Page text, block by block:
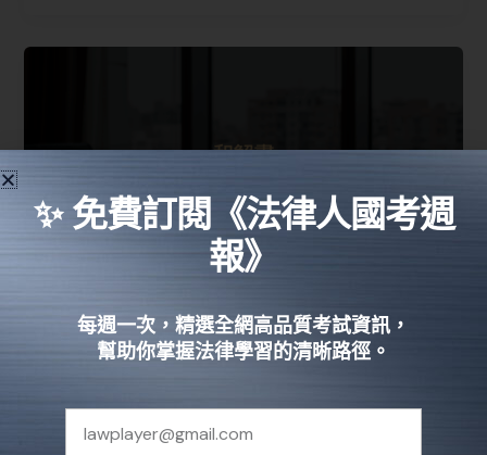
2022最新和解書範本下載－你的和解
書有法律效力嗎？
依民法§736 ，和解指的是當事人間對於紛爭，雙方各
✨ 免費訂閱《法律人國考週
報》
每週一次，精選全網高品質考試資訊，
幫助你掌握法律學習的清晰路徑。